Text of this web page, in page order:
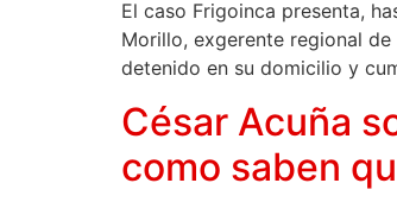
El caso Frigoinca presenta,
Morillo, exgerente regional
detenido en su domicilio y
César Acuña
como saben